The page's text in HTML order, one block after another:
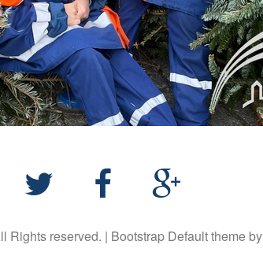
Rights reserved. | Bootstrap Default theme by